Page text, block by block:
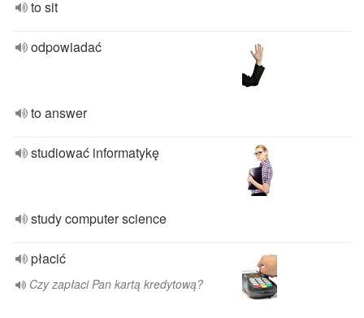
to sit
odpowiadać
to answer
studiować informatykę
study computer science
płacić
Czy zapłaci Pan kartą kredytową?